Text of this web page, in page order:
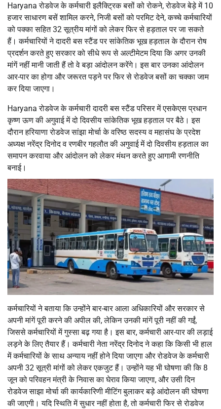
Haryana रोडवेज के कर्मचारी इलैक्ट्रिक बसों को रोकने, रोडवेज बेड़े में 10
हजार साधारण बसें शामिल करने, निजी बसों को परमिट देने, कच्चे कर्मचारियों
को पक्का सहित 32 सूत्रीय मांगों को लेकर फिर से हड़ताल पर जा सकते
हैं। कर्मचारियों ने दादरी बस स्टैंड पर सांकेतिक भूख हड़ताल के दौरान रोष
प्रदर्शन करते हुए सरकार को सीधे रूप से अल्टीमेटम दिया कि अगर उनकी
मांगें नहीं मानी जाती हैं तो वे बड़ा आंदोलन करेंगे। इस बार उनका आंदोलन
आर-पार का होगा और जरूरत पड़ने पर फिर से रोडवेज बसों का चक्का जाम
कर दिया जाएगा।
Haryana रोडवेज के कर्मचारी दादरी बस स्टैंड परिसर में एसकेएस प्रधान
कृष्ण ऊण की अगुवाई में दो दिवसीय सांकेतिक भूख हड़ताल पर बैठे। इस
दौरान हरियाणा रोडवेज सांझा मोर्चा के वरिष्ठ सदस्य व महासंघ के प्रदेश
अध्यक्ष नरेंद्र दिनोद व रणबीर गहलौत की अगुवाई में दो दिवसीय हड़ताल का
समापन करवाया और आंदोलन को लेकर मंथन करते हुए आगामी रणनीति
बनाई।
कर्मचारियों ने बताया कि उन्होंने बार-बार आला अधिकारियों और सरकार से
अपनी मांगें पूरी करने की अपील की, लेकिन उनकी मांगें पूरी नहीं की गईं,
जिससे कर्मचारियों में गुस्सा बढ़ गया है। इस बार, कर्मचारी आर-पार की लड़ाई
लड़ने के लिए तैयार हैं। कर्मचारी नेता नरेंद्र दिनोद ने कहा कि किसी भी हाल
में कर्मचारियों के साथ अन्याय नहीं होने दिया जाएगा और रोडवेज के कर्मचारी
अपनी 32 सूत्री मांगों को लेकर एकजुट हैं। उन्होंने यह भी घोषणा की कि 8
जून को परिवहन मंत्री के निवास का घेराव किया जाएगा, और उसी दिन
रोडवेज साझा मोर्चा की कार्यकारिणी मीटिंग बुलाकर बड़े आंदोलन की घोषणा
की जाएगी। यदि स्थिति में सुधार नहीं होता है, तो कर्मचारी फिर से रोडवेज